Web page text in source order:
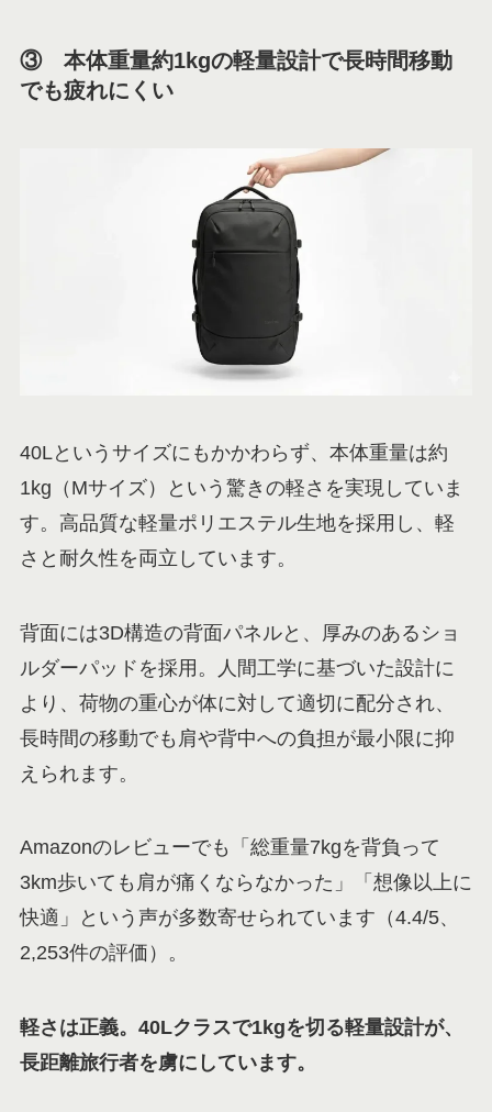
③ 本体重量約1kgの軽量設計で長時間移動
でも疲れにくい
40Lというサイズにもかかわらず、本体重量は約
1kg（Mサイズ）という驚きの軽さを実現していま
す。高品質な軽量ポリエステル生地を採用し、軽
さと耐久性を両立しています。
背面には3D構造の背面パネルと、厚みのあるショ
ルダーパッドを採用。人間工学に基づいた設計に
より、荷物の重心が体に対して適切に配分され、
長時間の移動でも肩や背中への負担が最小限に抑
えられます。
Amazonのレビューでも「総重量7kgを背負って
3km歩いても肩が痛くならなかった」「想像以上に
快適」という声が多数寄せられています（4.4/5、
2,253件の評価）。
軽さは正義。40Lクラスで1kgを切る軽量設計が、
長距離旅行者を虜にしています。